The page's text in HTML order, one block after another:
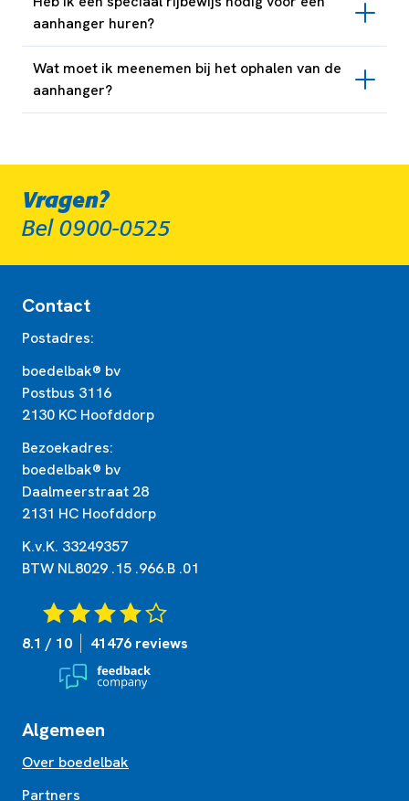
aanhanger huren?
Wat moet ik meenemen bij het ophalen van de
aanhanger?
Vragen?
Bel 0900-0525
Contact
Postadres:
boedelbak® bv
Postbus 3116
2130 KC Hoofddorp
Bezoekadres:
boedelbak® bv
Daalmeerstraat 28
2131 HC Hoofddorp
K.v.K. 33249357
BTW NL8029 .15 .966.B .01
8.1 / 10 41476 reviews
Algemeen
Over boedelbak
Partners